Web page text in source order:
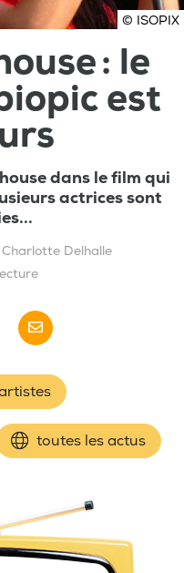
© ISOPIX
: le
est
dans le film qui
actrices sont
Delhalle
toutes les actus